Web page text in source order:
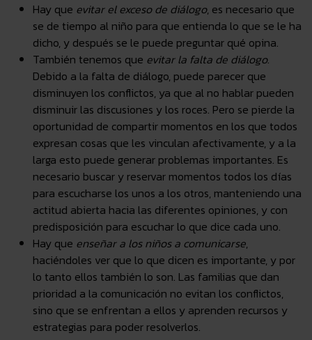
Hay que evitar el exceso de diálogo, es necesario que
se de tiempo al niño para que entienda lo que se le ha
dicho, y después se le puede preguntar qué opina.
También tenemos que evitar la falta de diálogo.
Debido a la falta de diálogo, puede parecer que
disminuyen los conflictos, ya que al no hablar pueden
disminuir las discusiones y los roces. Pero se pierde la
oportunidad de compartir momentos en los que todos
expresan cosas que les vinculan afectivamente, y a la
larga esto puede generar problemas importantes. Es
necesario buscar y reservar momentos todos los días
para escucharse los unos a los otros, manteniendo una
actitud abierta hacia las diferentes opiniones, y con
predisposición para escuchar lo que dice cada uno.
Hay que enseñar a los niños a comunicarse,
haciéndoles ver que lo que dicen es importante, y por
lo tanto ellos también lo son. Las familias que dan
prioridad a la comunicación no evitan los conflictos,
sino que se enfrentan a ellos y aprenden recursos y
estrategias para poder resolverlos.